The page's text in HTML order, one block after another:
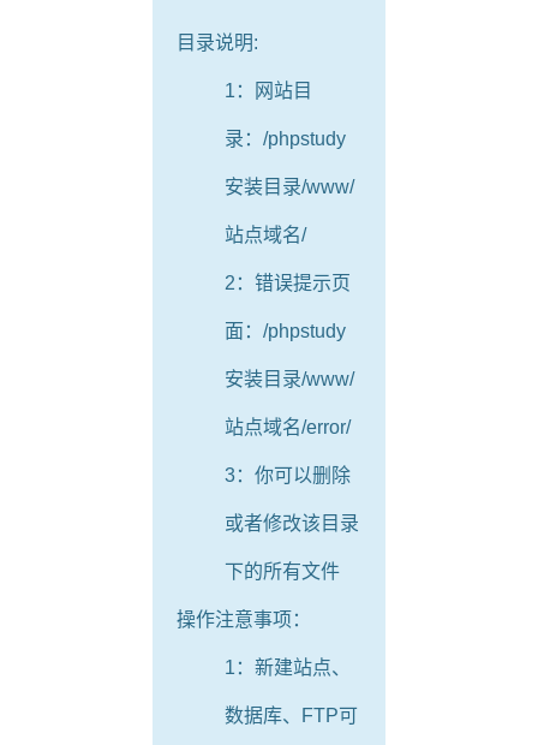
目录说明:
1：网站目
录：/phpstudy
安装目录/www/
站点域名/
2：错误提示页
面：/phpstudy
安装目录/www/
站点域名/error/
3：你可以删除
或者修改该目录
下的所有文件
操作注意事项：
1：新建站点、
数据库、FTP可